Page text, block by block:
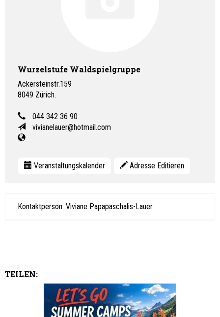
Wurzelstufe Waldspielgruppe
Ackersteinstr.159
8049 Zürich.
044 342 36 90
vivianelauer@hotmail.com
Veranstaltungskalender Adresse Editieren
Kontaktperson: Viviane Papapaschalis-Lauer
TEILEN: